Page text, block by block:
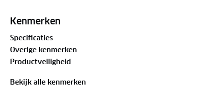
gebruiksgemak. De soepel draaiende rubberen
cent.
Jouw voordelen
Compact ontwerp met grote draagkracht van 80
kg
Kenmerken
Specificaties
Overige kenmerken
Productveiligheid
Bekijk alle kenmerken